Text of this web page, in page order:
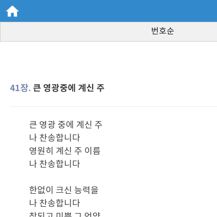
번호순
41장. 큰 영광중에 계신 주
큰 영광 중에 계신 주
나 찬송합니다
영원히 계신 주 이름
나 찬송합니다
한없이 크신 능력을
나 찬송합니다